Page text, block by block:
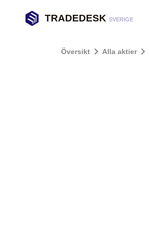
TRADEDESK SVERIGE
Översikt Alla aktier